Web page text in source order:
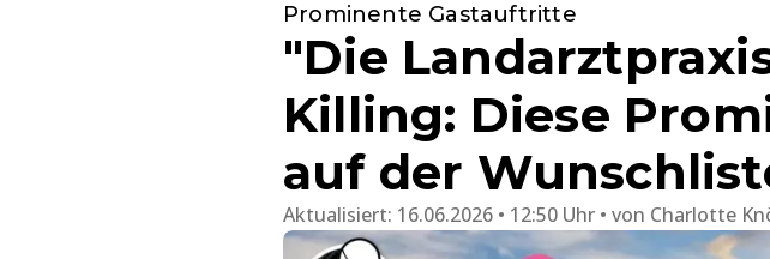
Prominente Gastauftritte
"Die
Killing: Diese
auf der
Aktualisiert: 16.06.2026 • 12:50 Uhr von Charlotte